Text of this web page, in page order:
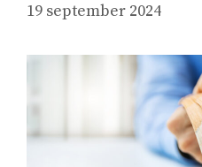
19 september 2024